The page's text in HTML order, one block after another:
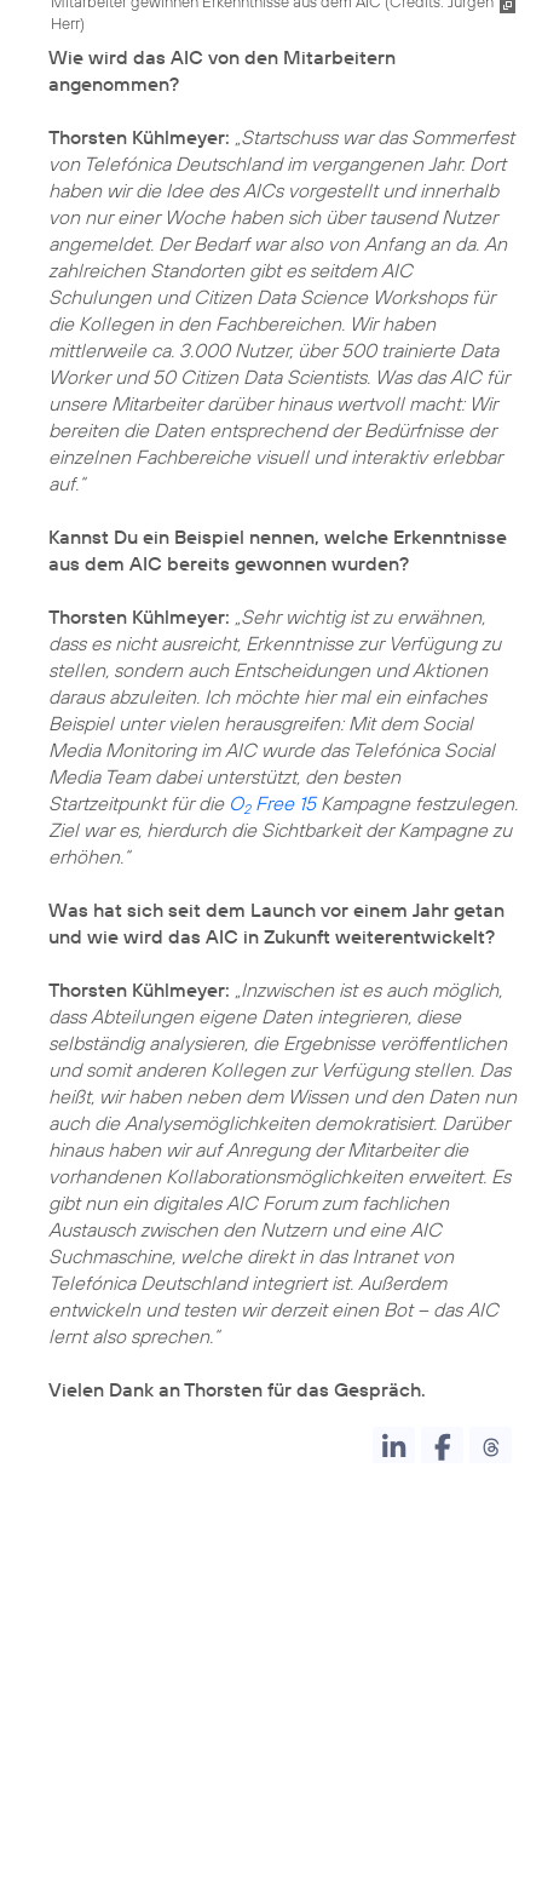
Herr)
Wie wird das AIC von den Mitarbeitern
angenommen?
Thorsten Kühlmeyer: „Startschuss war das Sommerfest
von Telefónica Deutschland im vergangenen Jahr. Dort
haben wir die Idee des AICs vorgestellt und innerhalb
von nur einer Woche haben sich über tausend Nutzer
angemeldet. Der Bedarf war also von Anfang an da. An
zahlreichen Standorten gibt es seitdem AIC
Schulungen und Citizen Data Science Workshops für
die Kollegen in den Fachbereichen. Wir haben
mittlerweile ca. 3.000 Nutzer, über 500 trainierte Data
Worker und 50 Citizen Data Scientists. Was das AIC für
unsere Mitarbeiter darüber hinaus wertvoll macht: Wir
bereiten die Daten entsprechend der Bedürfnisse der
einzelnen Fachbereiche visuell und interaktiv erlebbar
auf.“
Kannst Du ein Beispiel nennen, welche Erkenntnisse
aus dem AIC bereits gewonnen wurden?
Thorsten Kühlmeyer: „Sehr wichtig ist zu erwähnen,
dass es nicht ausreicht, Erkenntnisse zur Verfügung zu
stellen, sondern auch Entscheidungen und Aktionen
daraus abzuleiten. Ich möchte hier mal ein einfaches
Beispiel unter vielen herausgreifen: Mit dem Social
Media Monitoring im AIC wurde das Telefónica Social
Media Team dabei unterstützt, den besten
Startzeitpunkt für die O2Free 15Kampagne festzulegen.
Ziel war es, hierdurch die Sichtbarkeit der Kampagne zu
erhöhen.“
Was hat sich seit dem Launch vor einem Jahr getan
und wie wird das AIC in Zukunft weiterentwickelt?
Thorsten Kühlmeyer: „Inzwischen ist es auch möglich,
dass Abteilungen eigene Daten integrieren, diese
selbständig analysieren, die Ergebnisse veröffentlichen
und somit anderen Kollegen zur Verfügung stellen. Das
heißt, wir haben neben dem Wissen und den Daten nun
auch die Analysemöglichkeiten demokratisiert. Darüber
hinaus haben wir auf Anregung der Mitarbeiter die
vorhandenen Kollaborationsmöglichkeiten erweitert. Es
gibt nun ein digitales AIC Forum zum fachlichen
Austausch zwischen den Nutzern und eine AIC
Suchmaschine, welche direkt in das Intranet von
Telefónica Deutschland integriert ist. Außerdem
entwickeln und testen wir derzeit einen Bot – das AIC
lernt also sprechen.“
Vielen Dank an Thorsten für das Gespräch.